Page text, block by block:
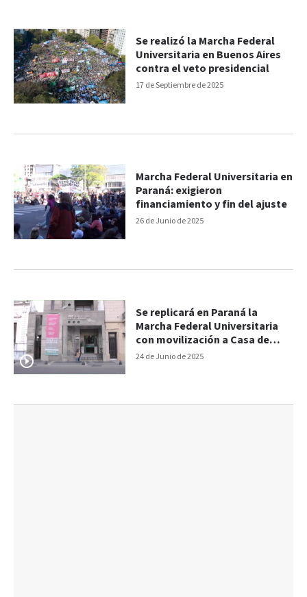
17 de Septiembre de 2025
Se realizó la Marcha Federal
Universitaria en Buenos Aires
contra el veto presidencial
26 de Junio de 2025
Marcha Federal Universitaria en
Paraná: exigieron
financiamiento y fin del ajuste
24 de Junio de 2025
Se replicará en Paraná la
Marcha Federal Universitaria
con movilización a Casa de
Gobierno